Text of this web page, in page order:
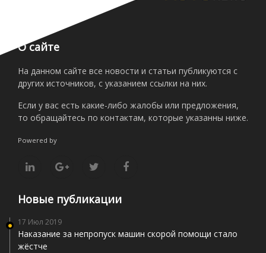
О сайте
На данном сайте все новости и статьи публикуются с
других источников, с указанием ссылки на них.
Если у вас есть какие-либо жалобы или предложения,
то обращайтесь по контактам, которые указанны ниже.
Powered by
Новые публикации
17 Июл 2019
Наказание за непропуск машин скорой помощи стало
жёстче